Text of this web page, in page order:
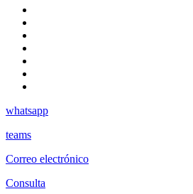
whatsapp
teams
Correo electrónico
Consulta